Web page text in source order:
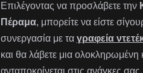
Επιλέγοντας να προσλάβετε την
Πέραμα, μπορείτε να είστε
συνεργασία με τα γραφεία
και θα λάβετε μια
ανταποκρίνεται στις ανάγκες